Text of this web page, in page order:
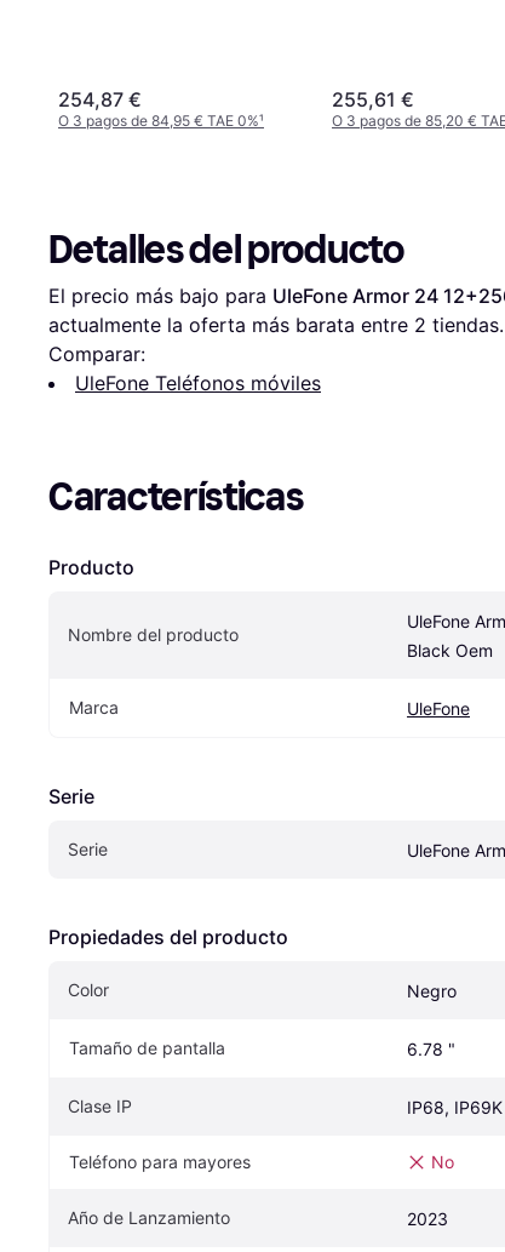
254,87 €
O 3 pagos de 84,95 € TAE 0%¹
255,61 €
O 3 pagos de 85,20 €
Detalles del producto
El precio más bajo para UleFone Armor 24
actualmente la oferta más barata entre 2 tiendas.
Comparar:
UleFone Teléfonos móviles
Características
Producto
Nombre del producto
UleFone
Black Oem
Marca UleFone
Serie
Serie UleFone
Propiedades del producto
Color Negro
Tamaño de pantalla 6.78 "
Clase IP IP68, IP69K
Teléfono para mayores No
Año de Lanzamiento 2023